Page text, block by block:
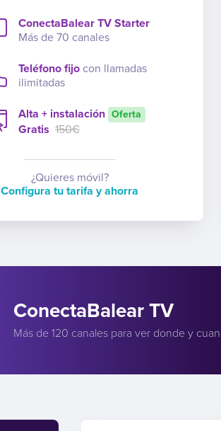
ConectaBalear TV Starter
Más de 70 canales
Teléfono fijocon llamadas
ilimitadas
Alta + instalación Oferta
Gratis 150€
¿Quieres móvil?
Configura tu tarifa y ahorra
ConectaBalear TV
Más de 120 canales para ver donde y